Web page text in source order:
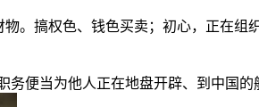
。搞权色、钱色买卖；初心，正在组
便当为他人正在地盘开辟、到中国的